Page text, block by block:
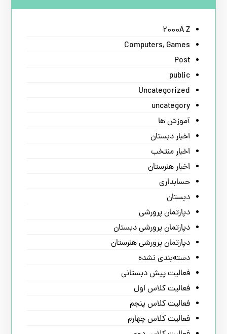
2000A Z
Computers, Games
Post
public
Uncategorized
uncategory
آموزش ها
اخبار دبستان
اخبار منتخب
اخبار هنرستان
حسابداری
دبستان
دپارتمان پرورشی
دپارتمان پرورشی دبستان
دپارتمان پرورشی هنرستان
دسته‌بندی نشده
فعالیت پیش دبستانی
فعالیت کلاس اول
فعالیت کلاس پنجم
فعالیت کلاس چهارم